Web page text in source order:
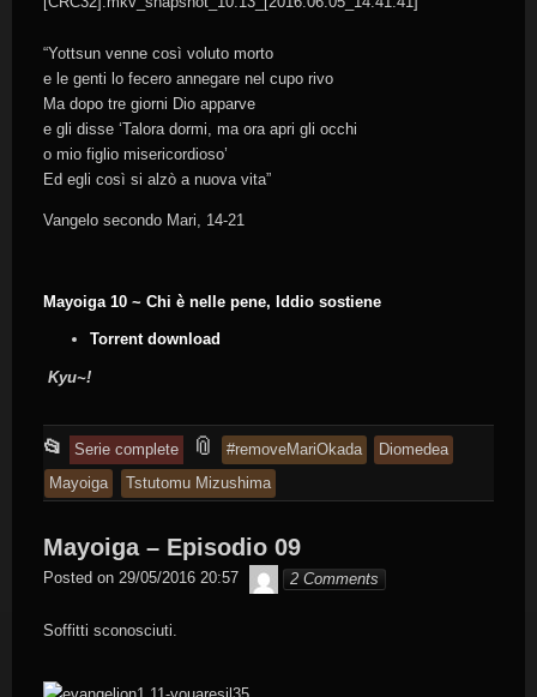
“Yottsun venne così voluto morto
e le genti lo fecero annegare nel cupo rivo
Ma dopo tre giorni Dio apparve
e gli disse ‘Talora dormi, ma ora apri gli occhi
o mio figlio misericordioso’
Ed egli così si alzò a nuova vita”
Vangelo secondo Mari, 14-21
Mayoiga 10 ~ Chi è nelle pene, Iddio sostiene
Torrent download
Kyu~!
📂 This
entry
was
posted
in
Serie complete 📎 and
tagged
#removeMariOkada
Diomedea
Mayoiga
Tstutomu Mizushima
Mayoiga – Episodio 09
Posted on 29/05/2016 20:57 Byakko
2 Comments
Soffitti sconosciuti.